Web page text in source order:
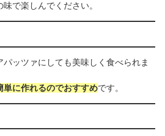
で楽しんでください。
ッツァにしても美味しく食べられま
単に作れるのでおすすめです。